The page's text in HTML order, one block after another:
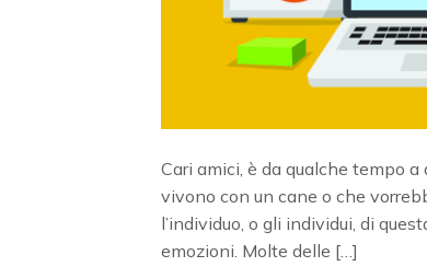
Cari amici, è da qualche tempo
vivono con un cane o che
l’individuo, o gli individui, di
emozioni. Molte delle […]